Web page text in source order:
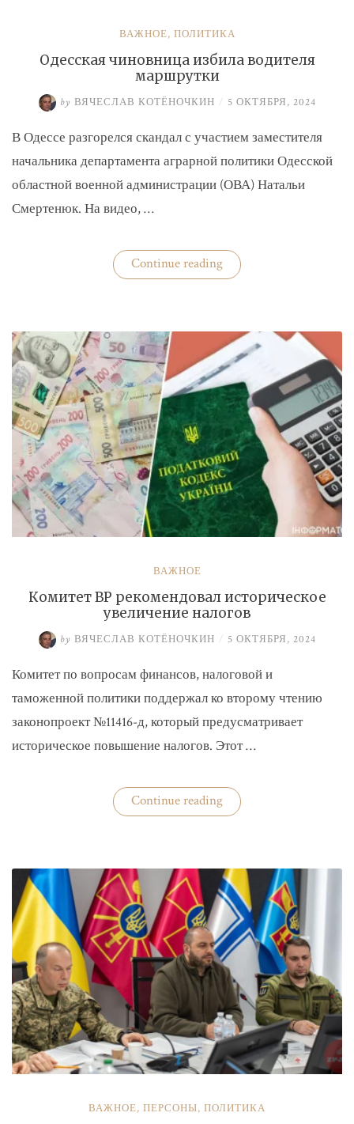
ВАЖНОЕ, ПОЛИТИКА
Одесская чиновница избила водителя
маршрутки
by ВЯЧЕСЛАВ КОТЁНОЧКИН / 5 ОКТЯБРЯ, 2024
В Одессе разгорелся скандал с участием заместителя
начальника департамента аграрной политики Одесской
областной военной администрации (ОВА) Натальи
Смертенюк. На видео, …
Continue reading«Одесская
чиновница
ВАЖНОЕ
Комитет ВР рекомендовал историческое
увеличение налогов
by ВЯЧЕСЛАВ КОТЁНОЧКИН / 5 ОКТЯБРЯ, 2024
Комитет по вопросам финансов, налоговой и
таможенной политики поддержал ко второму чтению
законопроект №11416-д, который предусматривает
историческое повышение налогов. Этот …
Continue reading«Комитет
ВР
налогов»
ВАЖНОЕ, ПЕРСОНЫ, ПОЛИТИКА